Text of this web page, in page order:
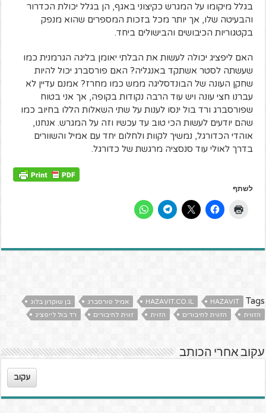
בגלל מיקומו על המגרש כקיצוני באגף, הן בגלל יכולת הכדרור
והבעיטה שלו, אך יותר מכל בזכות המספרים שהוא מנפק
בקטגוריות הכיבושים והבישולים ביחד.
האם ליפציג יכולה לעשות את הבלתי יאומן בליגה הגרמנית כמו
שעשתה לסטר אשתקד באנגליה? האם פורסברג יכול להיות
שחקן העונה של הבונדסליגה ממש כמו מחרז? אמנם עדיין לא
עברנו חצי עונה ויש עוד הרבה נקודות בקופה, אך אני בטוח
שפורסברג ורד בול ינסו לענות על שתי השאלות הללו בחיוב כמו
שהם יודעים לעשות הכי טוב עד עכשיו וזה על המגרש. אנחנו,
אוהדי הכדורגל, נמשיך לקוות ולחלום יחד עם אמיל והשוורים
בדרך לאולי עוד סנסציה מרגשת של כדורגל.
לשתף
Tags
HAZAVIT
HAZAVIT.CO.IL אמיל פורסברג
בן שוקרון בלוג
הזווית
הזווית לחיבורים הזוית זווית לחיבורים רד בול לייפציג
עקוב אחרי הכותב
עקוב